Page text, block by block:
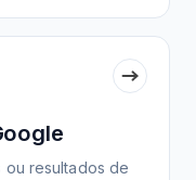
resultados de